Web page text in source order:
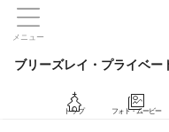
メニュー
ブリーズレイ・プライベー
トップ フォト・ムービー